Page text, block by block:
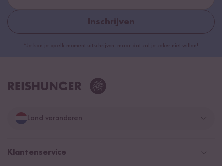
Inschrijven
*Je kan je op elk moment uitschrijven, maar dat zal je zeker niet willen!
Land veranderen
Duitsland
Klantenservice